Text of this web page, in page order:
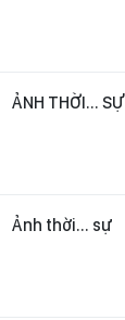
ẢNH THỜI... SỰ
Ảnh thời... sự